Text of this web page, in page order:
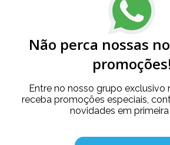
Não perca nossas
promoções!
Entre no nosso grupo exclusivo
receba promoções especiais,
novidades em